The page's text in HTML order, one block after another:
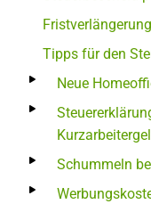
Tipps für den
Neue
Schummeln